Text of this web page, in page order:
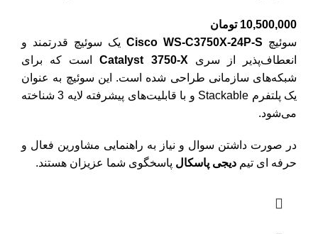
10,500,000 تومان
سوئیچ Cisco WS-C3750X-24P-S یک سوئیچ قدرتمند و
انعطاف‌پذیر از سری Catalyst 3750-Xاست که برای
شبکه‌های سازمانی طراحی شده است. این سوئیچ به عنوان
یک پلتفرم Stackable و با قابلیت‌های پیشرفته لایه 3 شناخته
می‌شود.
در صورت داشتن سوال و نیاز به راهنمایی مشاورین فعال و
حرفه ای تیم دیجی پاسکال پاسخگوی شما عزیزان هستند.